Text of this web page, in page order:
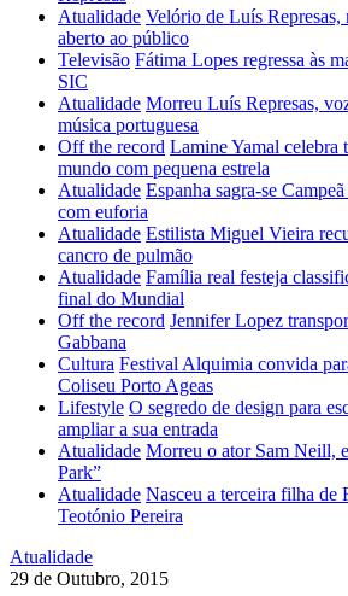
Atualidade Velório de Luís Represas,
aberto ao público
Televisão Fátima Lopes regressa às
SIC
Atualidade Morreu Luís Represas,
música portuguesa
Off the record Lamine Yamal celebra
mundo com pequena estrela
Atualidade Espanha sagra-se
com euforia
Atualidade Estilista Miguel Vieira
cancro de pulmão
Atualidade Família real festeja
final do Mundial
Off the record Jennifer Lopez
Gabbana
Cultura Festival Alquimia convida
Coliseu Porto Ageas
Lifestyle O segredo de design para
ampliar a sua entrada
Atualidade Morreu o ator Sam Neill,
Park”
Atualidade Nasceu a terceira filha de
Teotónio Pereira
Atualidade
29 de Outubro, 2015